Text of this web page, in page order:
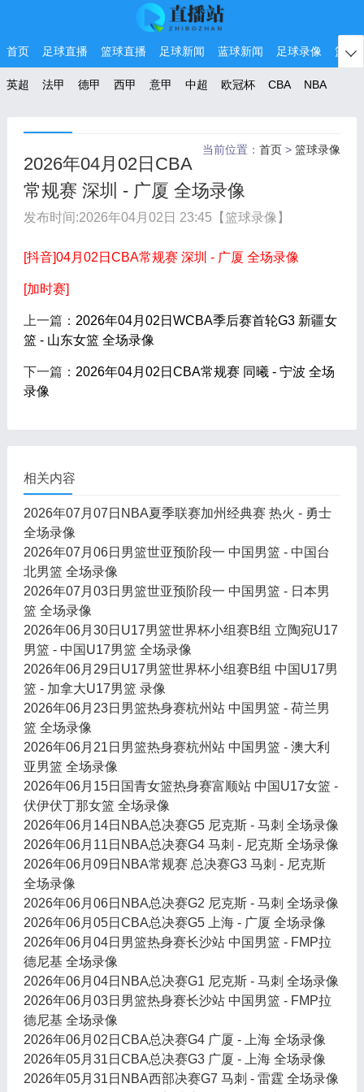
首页 足球直播 篮球直播 足球新闻 蓝球新闻 足球录像 篮球

英超 法甲 德甲 西甲 意甲 中超 欧冠杯 CBA NBA
当前位置：首页 >篮球录像
2026年04月02日CBA
常规赛 深圳 - 广厦 全场录像
发布时间:2026年04月02日 23:45 【篮球录像】
[抖音]04月02日CBA常规赛 深圳 - 广厦 全场录像
[加时赛]
上一篇： 2026年04月02日WCBA季后赛首轮G3 新疆女
篮 - 山东女篮 全场录像
下一篇： 2026年04月02日CBA常规赛 同曦 - 宁波 全场
录像
相关内容
2026年07月07日NBA夏季联赛加州经典赛 热火 - 勇士
全场录像
2026年07月06日男篮世亚预阶段一 中国男篮 - 中国台
北男篮 全场录像
2026年07月03日男篮世亚预阶段一 中国男篮 - 日本男
篮 全场录像
2026年06月30日U17男篮世界杯小组赛B组 立陶宛U17
男篮 - 中国U17男篮 全场录像
2026年06月29日U17男篮世界杯小组赛B组 中国U17男
篮 - 加拿大U17男篮 录像
2026年06月23日男篮热身赛杭州站 中国男篮 - 荷兰男
篮 全场录像
2026年06月21日男篮热身赛杭州站 中国男篮 - 澳大利
亚男篮 全场录像
2026年06月15日国青女篮热身赛富顺站 中国U17女篮 -
伏伊伏丁那女篮 全场录像
2026年06月14日NBA总决赛G5 尼克斯 - 马刺 全场录像
2026年06月11日NBA总决赛G4 马刺 - 尼克斯 全场录像
2026年06月09日NBA常规赛 总决赛G3 马刺 - 尼克斯
全场录像
2026年06月06日NBA总决赛G2 尼克斯 - 马刺 全场录像
2026年06月05日CBA总决赛G5 上海 - 广厦 全场录像
2026年06月04日男篮热身赛长沙站 中国男篮 - FMP拉
德尼基 全场录像
2026年06月04日NBA总决赛G1 尼克斯 - 马刺 全场录像
2026年06月03日男篮热身赛长沙站 中国男篮 - FMP拉
德尼基 全场录像
2026年06月02日CBA总决赛G4 广厦 - 上海 全场录像
2026年05月31日CBA总决赛G3 广厦 - 上海 全场录像
2026年05月31日NBA西部决赛G7 马刺 - 雷霆 全场录像